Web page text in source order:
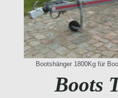
Bootshänger 1800Kg für
Boots